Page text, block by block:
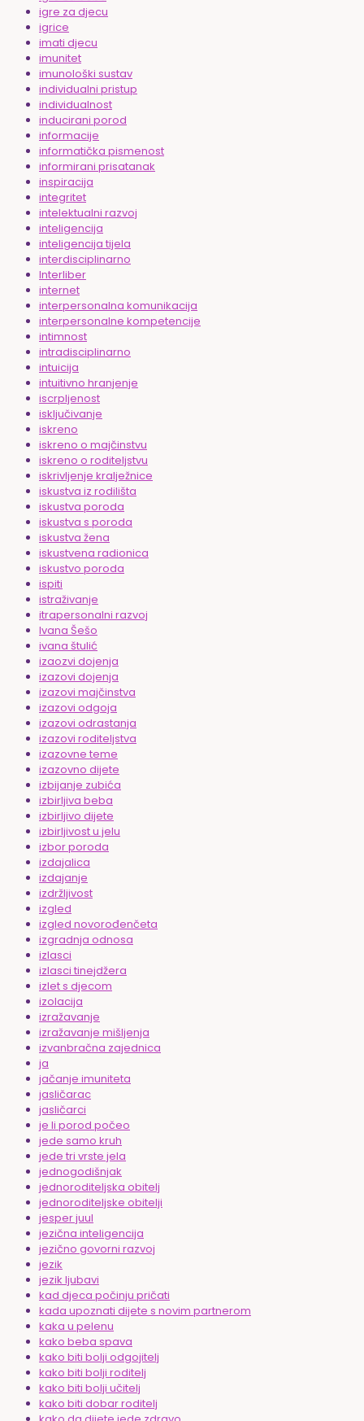
igre za djecu
igrice
imati djecu
imunitet
imunološki sustav
individualni pristup
individualnost
inducirani porod
informacije
informatička pismenost
informirani prisatanak
inspiracija
integritet
intelektualni razvoj
inteligencija
inteligencija tijela
interdisciplinarno
Interliber
internet
interpersonalna komunikacija
interpersonalne kompetencije
intimnost
intradisciplinarno
intuicija
intuitivno hranjenje
iscrpljenost
isključivanje
iskreno
iskreno o majčinstvu
iskreno o roditeljstvu
iskrivljenje kralježnice
iskustva iz rodilišta
iskustva poroda
iskustva s poroda
iskustva žena
iskustvena radionica
iskustvo poroda
ispiti
istraživanje
itrapersonalni razvoj
Ivana Šešo
ivana štulić
izaozvi dojenja
izazovi dojenja
izazovi majčinstva
izazovi odgoja
izazovi odrastanja
izazovi roditeljstva
izazovne teme
izazovno dijete
izbijanje zubića
izbirljiva beba
izbirljivo dijete
izbirljivost u jelu
izbor poroda
izdajalica
izdajanje
izdržljivost
izgled
izgled novorođenčeta
izgradnja odnosa
izlasci
izlasci tinejdžera
izlet s djecom
izolacija
izražavanje
izražavanje mišljenja
izvanbračna zajednica
ja
jačanje imuniteta
jasličarac
jasličarci
je li porod počeo
jede samo kruh
jede tri vrste jela
jednogodišnjak
jednoroditeljska obitelj
jednoroditeljske obitelji
jesper juul
jezična inteligencija
jezično govorni razvoj
jezik
jezik ljubavi
kad djeca počinju pričati
kada upoznati dijete s novim partnerom
kaka u pelenu
kako beba spava
kako biti bolji odgojitelj
kako biti bolji roditelj
kako biti bolji učitelj
kako biti dobar roditelj